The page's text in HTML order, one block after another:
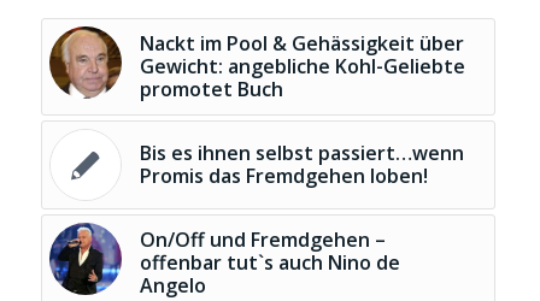
Nackt im Pool & Gehässigkeit über
Gewicht: angebliche Kohl-Geliebte
promotet Buch
Bis es ihnen selbst passiert…wenn
Promis das Fremdgehen loben!
On/Off und Fremdgehen –
offenbar tut`s auch Nino de
Angelo